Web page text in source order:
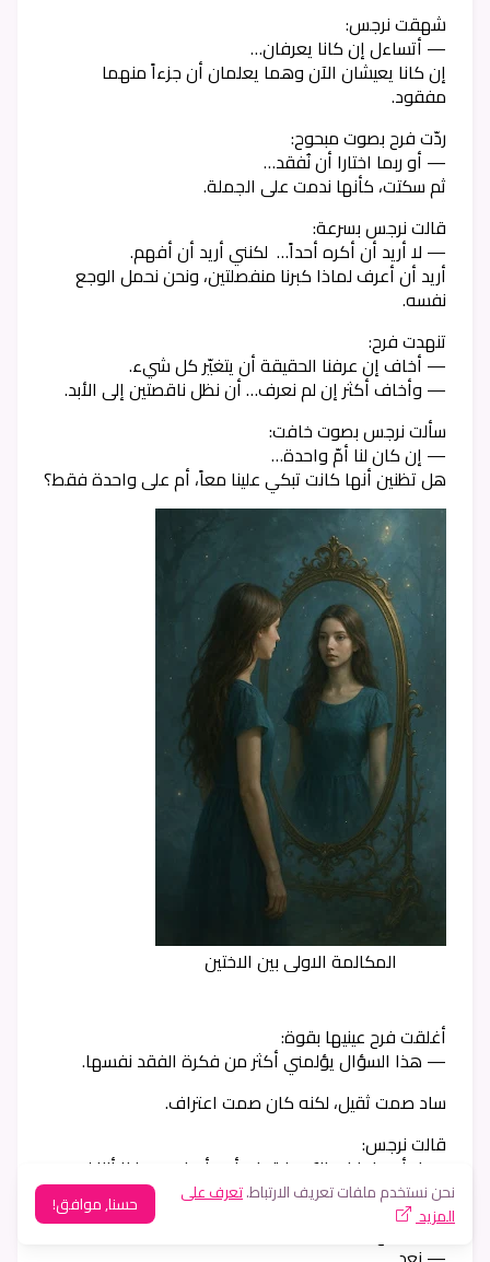
شهقت نرجس:
— أتساءل إن كانا يعرفان…
إن كانا يعيشان الآن وهما يعلمان أن جزءاً منهما
مفقود.
ردّت فرح بصوت مبحوح:
— أو ربما اختارا أن نُفقد…
ثم سكتت، كأنها ندمت على الجملة.
قالت نرجس بسرعة:
— لا أريد أن أكره أحداً… لكنني أريد أن أفهم.
أريد أن أعرف لماذا كبرنا منفصلتين، ونحن نحمل الوجع
نفسه.
تنهدت فرح:
— أخاف إن عرفنا الحقيقة أن يتغيّر كل شيء.
— وأخاف أكثر إن لم نعرف… أن نظل ناقصتين إلى الأبد.
سألت نرجس بصوت خافت:
— إن كان لنا أمّ واحدة…
هل تظنين أنها كانت تبكي علينا معاً، أم على واحدة فقط؟
المكالمة الاولى بين الاختين
أغلقت فرح عينيها بقوة:
— هذا السؤال يؤلمني أكثر من فكرة الفقد نفسها.
ساد صمت ثقيل، لكنه كان صمت اعتراف.
قالت نرجس:
— لا أريد إجابات الآن، فقط… أريد أن نعد بعضنا أننا لن
نهرب من الحقيقة، مهما كانت.
أجابت فرح بعد تردد:
نحن نستخدم ملفات تعريف الارتباط.تعرف على
المزيد
حسنا, موافق!